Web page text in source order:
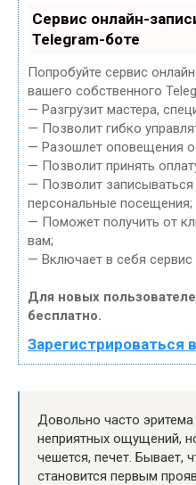
Сервис онлайн-
Telegram-боте
Попробуйте сервис
вашего собственного
— Разгрузит мастера,
— Позволит гибко
— Разошлет оповещения о
— Позволит принять
— Позволит записываться
персональные посещения;
— Поможет получить от
вам;
— Включает в себя сервис
Для новых
бесплатно.
Зарегистрироваться
Довольно часто
неприятных ощущений,
чешется, печет. Бывает,
становится первым